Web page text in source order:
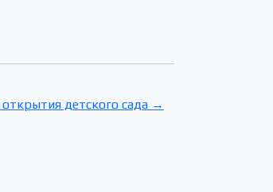
детского сада →